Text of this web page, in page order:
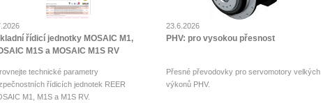
řídicí jednotky MOSAIC M1,
M1S a MOSAIC M1S RV
technické parametry
řídicích jednotek REER
M1, M1S a M1S RV.
23.6.2026
PHV: pro vysokou přesnost
Přesné převodovky pro servomotory velkých
výkonů PHV.